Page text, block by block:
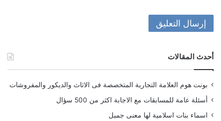
أحدث المقالات
بونت هوم العلامة التجارية المتخصصة فى الاثاث والديكور والمفروشات
أسئلة عامة للمسابقات مع الاجابة اكثر من 500 سؤال
اسماء بنات اسلامية لها معنى جميل